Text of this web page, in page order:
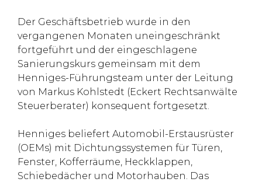
Der Geschäftsbetrieb wurde in den
vergangenen Monaten uneingeschränkt
fortgeführt und der eingeschlagene
Sanierungskurs gemeinsam mit dem
Henniges-Führungsteam unter der Leitung
von Markus Kohlstedt (Eckert Rechtsanwälte
Steuerberater) konsequent fortgesetzt.
Henniges beliefert Automobil-Erstausrüster
(OEMs) mit Dichtungssystemen für Türen,
Fenster, Kofferräume, Heckklappen,
Schiebedächer und Motorhauben. Das